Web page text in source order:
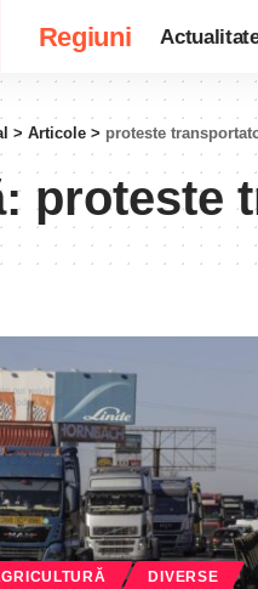
Regiuni
> Articole > proteste
proteste
DIVERSE